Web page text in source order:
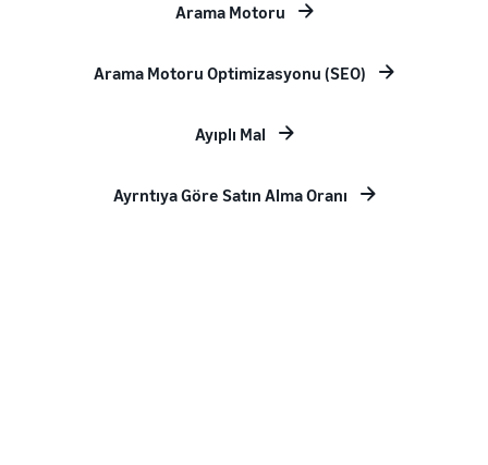
Arama Motoru
Arama Motoru Optimizasyonu (SEO)
Ayıplı Mal
Ayrntıya Göre Satın Alma Oranı